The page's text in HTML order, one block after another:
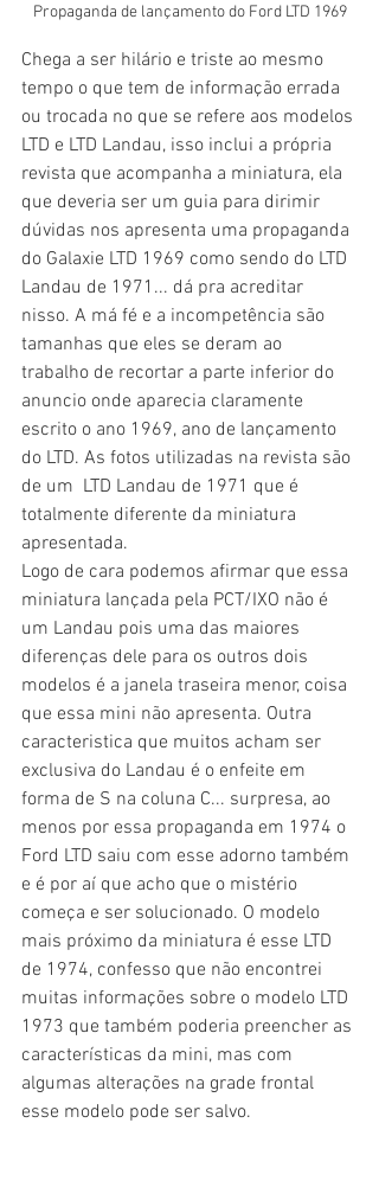
Propaganda de lançamento do Ford LTD 1969
Chega a ser hilário e triste ao mesmo
tempo o que tem de informação errada
ou trocada no que se refere aos modelos
LTD e LTD Landau, isso inclui a própria
revista que acompanha a miniatura, ela
que deveria ser um guia para dirimir
dúvidas nos apresenta uma propaganda
do Galaxie LTD 1969 como sendo do LTD
Landau de 1971... dá pra acreditar
nisso. A má fé e a incompetência são
tamanhas que eles se deram ao
trabalho de recortar a parte inferior do
anuncio onde aparecia claramente
escrito o ano 1969, ano de lançamento
do LTD. As fotos utilizadas na revista são
de um  LTD Landau de 1971 que é
totalmente diferente da miniatura
apresentada.
Logo de cara podemos afirmar que essa
miniatura lançada pela PCT/IXO não é
um Landau pois uma das maiores
diferenças dele para os outros dois
modelos é a janela traseira menor, coisa
que essa mini não apresenta. Outra
caracteristica que muitos acham ser
exclusiva do Landau é o enfeite em
forma de S na coluna C... surpresa, ao
menos por essa propaganda em 1974 o
Ford LTD saiu com esse adorno também
e é por aí que acho que o mistério
começa e ser solucionado. O modelo
mais próximo da miniatura é esse LTD
de 1974, confesso que não encontrei
muitas informações sobre o modelo LTD
1973 que também poderia preencher as
características da mini, mas com
algumas alterações na grade frontal
esse modelo pode ser salvo.